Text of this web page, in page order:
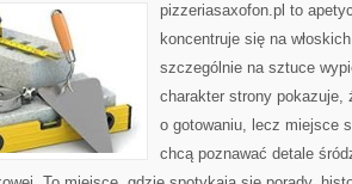
pizzeriasaxofon.pl to
koncentruje się na
szczególnie na sztuce
charakter strony pokazuje,
o gotowaniu, lecz miejsce
chcą poznawać detale